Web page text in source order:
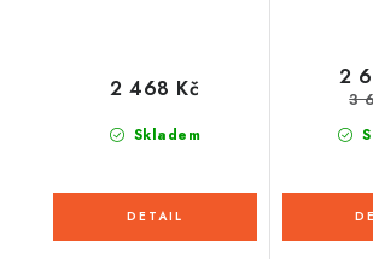
Skladem
2 468 Kč 2
3